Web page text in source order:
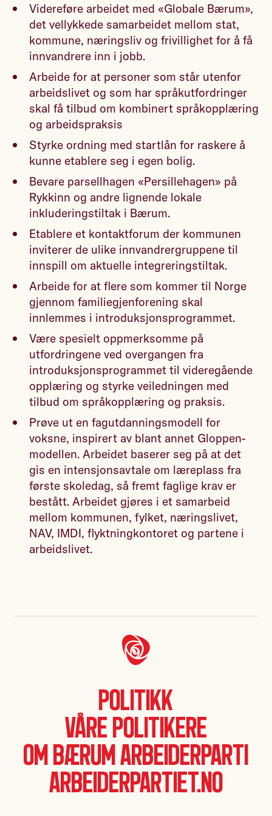
Videreføre arbeidet med «Globale Bærum»,
det vellykkede samarbeidet mellom stat,
kommune, næringsliv og frivillighet for å få
innvandrere inn i jobb.
Arbeide for at personer som står utenfor
arbeidslivet og som har språkutfordringer
skal få tilbud om kombinert språkopplæring
og arbeidspraksis
Styrke ordning med startlån for raskere å
kunne etablere seg i egen bolig.
Bevare parsellhagen «Persillehagen» på
Rykkinn og andre lignende lokale
inkluderingstiltak i Bærum.
Etablere et kontaktforum der kommunen
inviterer de ulike innvandrergruppene til
innspill om aktuelle integreringstiltak.
Arbeide for at flere som kommer til Norge
gjennom familiegjenforening skal
innlemmes i introduksjonsprogrammet.
Være spesielt oppmerksomme på
utfordringene ved overgangen fra
introduksjonsprogrammet til videregående
opplæring og styrke veiledningen med
tilbud om språkopplæring og praksis.
Prøve ut en fagutdanningsmodell for
voksne, inspirert av blant annet Gloppen-
modellen. Arbeidet baserer seg på at det
gis en intensjonsavtale om læreplass fra
første skoledag, så fremt faglige krav er
bestått. Arbeidet gjøres i et samarbeid
mellom kommunen, fylket, næringslivet,
NAV, IMDI, flyktningkontoret og partene i
arbeidslivet.
Politikk
Våre politikere
Om Bærum Arbeiderparti
Arbeiderpartiet.no